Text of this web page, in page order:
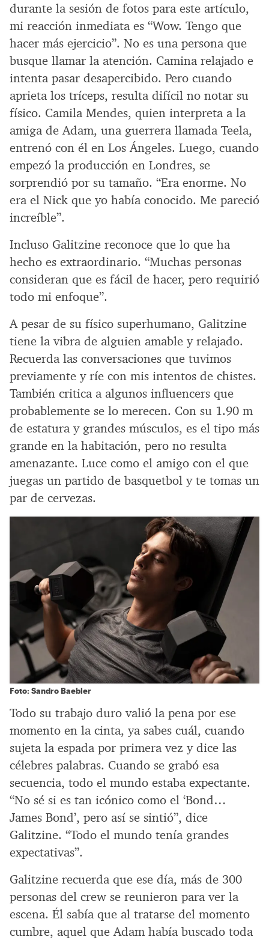
durante la sesión de fotos para este artículo,
mi reacción inmediata es “Wow. Tengo que
hacer más ejercicio”. No es una persona que
busque llamar la atención. Camina relajado e
intenta pasar desapercibido. Pero cuando
aprieta los tríceps, resulta difícil no notar su
físico. Camila Mendes, quien interpreta a la
amiga de Adam, una guerrera llamada Teela,
entrenó con él en Los Ángeles. Luego, cuando
empezó la producción en Londres, se
sorprendió por su tamaño. “Era enorme. No
era el Nick que yo había conocido. Me pareció
increíble”.
Incluso Galitzine reconoce que lo que ha
hecho es extraordinario. “Muchas personas
consideran que es fácil de hacer, pero requirió
todo mi enfoque”.
A pesar de su físico superhumano, Galitzine
tiene la vibra de alguien amable y relajado.
Recuerda las conversaciones que tuvimos
previamente y ríe con mis intentos de chistes.
También critica a algunos influencers que
probablemente se lo merecen. Con su 1.90 m
de estatura y grandes músculos, es el tipo más
grande en la habitación, pero no resulta
amenazante. Luce como el amigo con el que
juegas un partido de basquetbol y te tomas un
par de cervezas.
Foto: Sandro Baebler
Todo su trabajo duro valió la pena por ese
momento en la cinta, ya sabes cuál, cuando
sujeta la espada por primera vez y dice las
célebres palabras. Cuando se grabó esa
secuencia, todo el mundo estaba expectante.
“No sé si es tan icónico como el ‘Bond…
James Bond’, pero así se sintió”, dice
Galitzine. “Todo el mundo tenía grandes
expectativas”.
Galitzine recuerda que ese día, más de 300
personas del crew se reunieron para ver la
escena. Él sabía que al tratarse del momento
cumbre, aquel que Adam había buscado toda